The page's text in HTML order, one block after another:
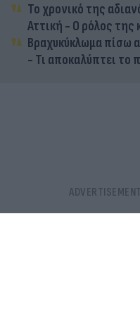
Το χρονικό της
Αττική - Ο ρόλος της
Βραχυκύκλωμα πίσω
- Τι αποκαλύπτει το